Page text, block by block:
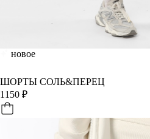
новое
ШОРТЫ СОЛЬ&ПЕРЕЦ
1150 ₽